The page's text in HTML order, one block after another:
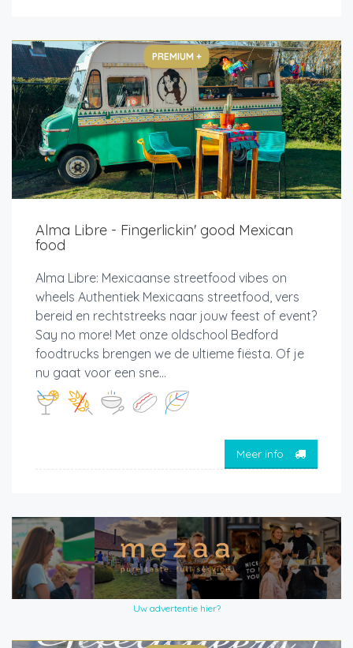
PREMIUM +
Alma Libre - Fingerlickin' good Mexican
food
Alma Libre: Mexicaanse streetfood vibes on
wheels Authentiek Mexicaans streetfood, vers
bereid en rechtstreeks naar jouw feest of event?
Say no more! Met onze oldschool Bedford
foodtrucks brengen we de ultieme fiësta. Of je
nu gaat voor een sne...
Meer info
Uw advertentie hier?